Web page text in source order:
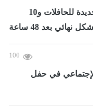
ساعات حاسمة في دبي: تدشين 5 خطوط جديدة للحافلات و10
بعد 48 ساعة
100
في حفل